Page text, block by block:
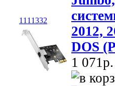
1111332
2012,
DOS
1 071p.